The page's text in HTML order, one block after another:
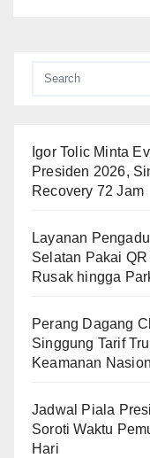
Igor Tolic Minta
Presiden 2026,
Recovery 72 Jam
Layanan
Selatan Pakai
Rusak hingga
Perang Dagang
Singgung Tarif
Keamanan
Jadwal Piala
Soroti Waktu
Hari